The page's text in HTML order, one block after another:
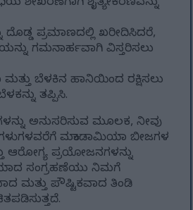
ಶೇಖರಣೆಗಾಗಿ ಶೈತ್ಯೀಕರಣವನ್ನು
ದೊಡ್ಡ ಪ್ರಮಾಣದಲ್ಲಿ ಖರೀದಿಸಿದರೆ,
ಗಮನಾರ್ಹವಾಗಿ ವಿಸ್ತರಿಸಲು
ಮತ್ತು ಬೆಳಕಿನ ಹಾನಿಯಿಂದ ರಕ್ಷಿಸಲು
ತಪ್ಪಿಸಿ.
ಅನುಸರಿಸುವ ಮೂಲಕ, ನೀವು
ಮಕಾಡಾಮಿಯಾ ಬೀಜಗಳ
ಆರೋಗ್ಯ ಪ್ರಯೋಜನಗಳನ್ನು
ಸಂಗ್ರಹಣೆಯು ನಿಮಗೆ
ಮತ್ತು ಪೌಷ್ಟಿಕವಾದ ತಿಂಡಿ